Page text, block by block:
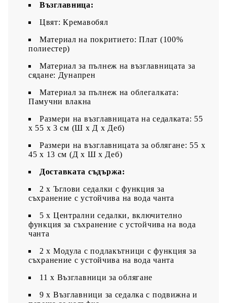
Възглавница:
Цвят: Кремавобял
Материал на покритието: Плат (100%
полиестер)
Материал за пълнеж на възглавницата за
сядане: Дунапрен
Материал за пълнеж на облегалката:
Памучни влакна
Размери на възглавницата на седалката: 55
x 55 x 3 см (Ш x Д x Деб)
Размери на възглавницата за облягане: 55 x
45 x 13 см (Д х Ш x Деб)
Доставката съдържа:
2 x Ъглови седалки с функция за
съхранение с устойчива на вода чанта
5 x Централни седалки, включително
функция за съхранение с устойчива на вода
чанта
2 x Модула с подлакътници с функция за
съхранение с устойчива на вода чанта
11 x Възглавници за облягане
9 x Възглавници за седалка с подвижна и